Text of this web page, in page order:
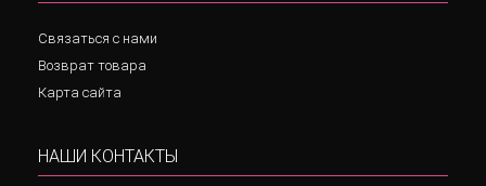
Связаться с нами
Возврат товара
Карта сайта
НАШИ КОНТАКТЫ